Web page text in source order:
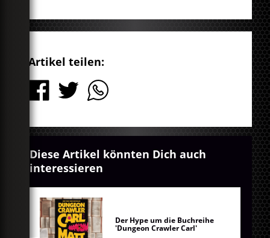
Artikel teilen:
Diese Artikel könnten Dich auch
interessieren
Der Hype um die Buchreihe
'Dungeon Crawler Carl'